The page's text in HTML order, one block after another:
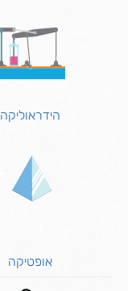
הידראוליקה
אופטיקה